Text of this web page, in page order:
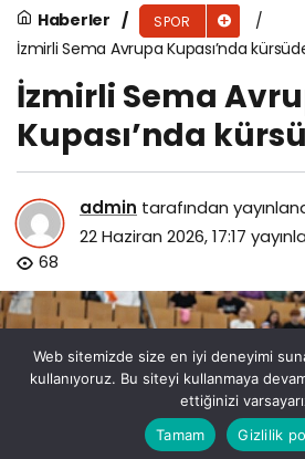
Haberler SPOR
İzmirli Sema Avrupa Kupası’nda
İzmirli Sema
Kupası’nda
admin tarafından
22 Haziran 2026, 17:17
68
Bu web sitesinde en iyi deneyimi
için çerezler kullanılmaktadır.
Akış
Web sitemizde size en iyi deneyimi
kullanıyoruz. Bu siteyi kullanmaya
ettiğinizi
Tamam
Gizlilik